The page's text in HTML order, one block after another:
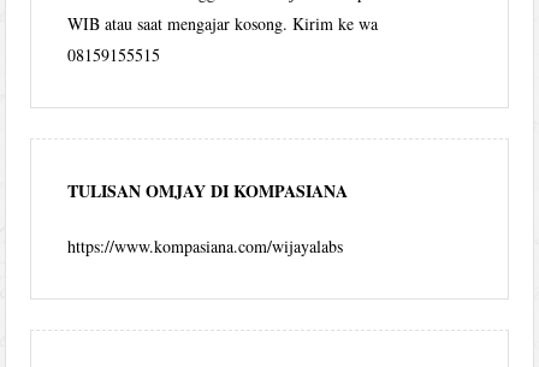
WIB atau saat mengajar kosong. Kirim ke wa
08159155515
TULISAN OMJAY DI KOMPASIANA
https://www.kompasiana.com/wijayalabs